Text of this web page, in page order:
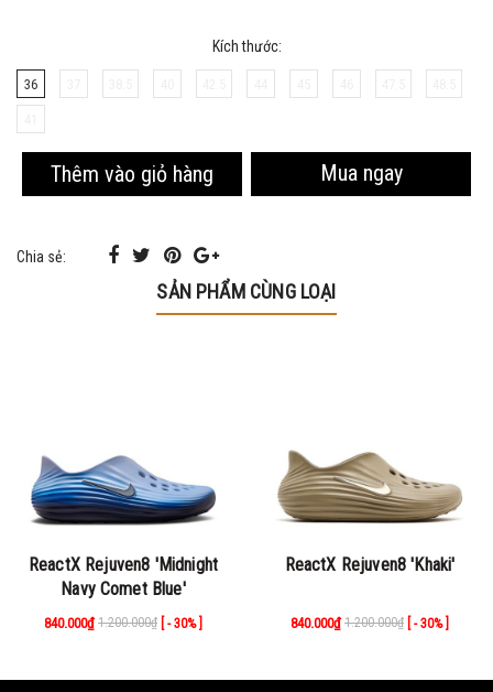
Kích thước:
36
Thêm vào giỏ hàng Mua ngay
Chia sẻ:
SẢN PHẨM CÙNG LOẠI
ReactX Rejuven8 'Midnight
Navy Comet Blue'
840.000₫ 1.200.000₫ [ - 30% ]
ReactX Rejuven8 'Khaki'
840.000₫ 1.200.000₫ [ - 30% ]